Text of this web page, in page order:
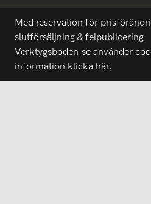
Med reservation för
slutförsäljning & felpublicering
Verktygsboden.se använder
information klicka här.